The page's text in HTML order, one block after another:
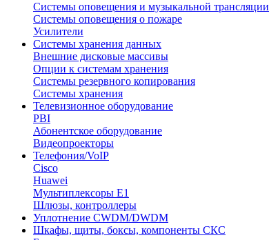
Системы оповещения и музыкальной трансляции
Системы оповещения о пожаре
Усилители
Системы хранения данных
Внешние дисковые массивы
Опции к системам хранения
Системы резервного копирования
Системы хранения
Телевизионное оборудование
PBI
Абонентское оборудование
Видеопроекторы
Телефония/VoIP
Cisco
Huawei
Мультиплексоры E1
Шлюзы, контроллеры
Уплотнение CWDM/DWDM
Шкафы, щиты, боксы, компоненты СКС